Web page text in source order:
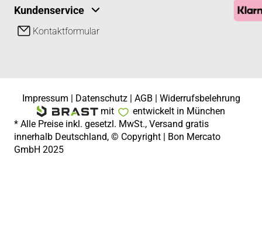
Kundenservice
Kontaktformular
Impressum | Datenschutz| AGB | Widerrufsbelehrung
mit
entwickelt in München
* Alle Preise inkl. gesetzl. MwSt., Versand gratis
innerhalb Deutschland, © Copyright | Bon Mercato
GmbH 2025